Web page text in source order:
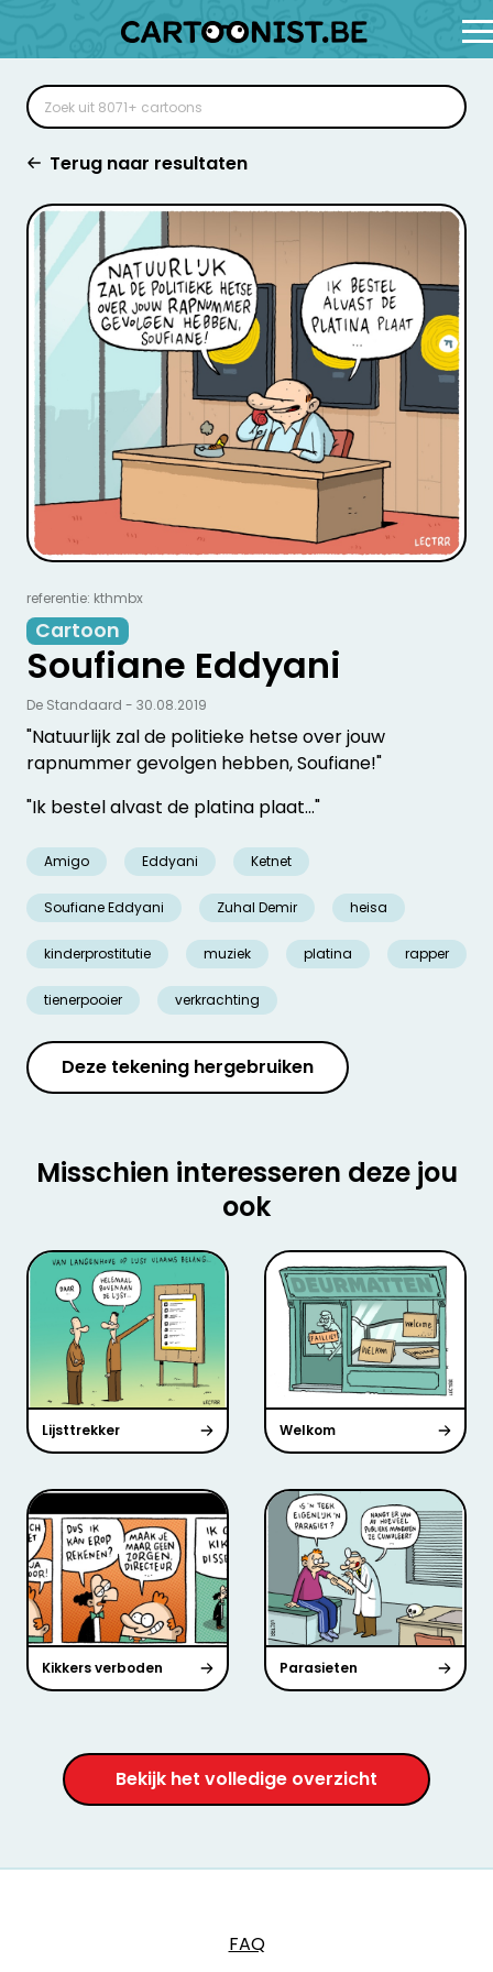
Terug naar resultaten
referentie: kthmbx
Cartoon
Soufiane Eddyani
"Natuurlijk zal de politieke hetse over jouw
rapnummer gevolgen hebben, Soufiane!"
"Ik bestel alvast de platina plaat..."
Amigo Eddyani Ketnet
Soufiane Eddyani Zuhal Demir heisa
kinderprostitutie muziek platina rapper
tienerpooier verkrachting
De Standaard - 30.08.2019
Deze tekening hergebruiken
Misschien interesseren deze jou
ook
Lijsttrekker Welkom
Kikkers verboden Parasieten
Bekijk het volledige overzicht
FAQ